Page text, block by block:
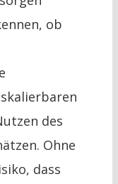
ob
des
Ohne
dass